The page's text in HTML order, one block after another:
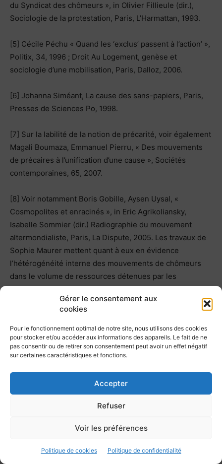
Gérer le consentement aux
cookies
Pour le fonctionnement optimal de notre site, nous utilisons des cookies
pour stocker et/ou accéder aux informations des appareils. Le fait de ne
pas consentir ou de retirer son consentement peut avoir un effet négatif
sur certaines caractéristiques et fonctions.
Accepter
Refuser
Voir les préférences
Politique de cookies Politique de confidentialité
du Syndicat des chômeurs », in Olivier Fillieule (dir.),
Sociologie de la protestation, Paris, L’Harmattan, 1993.
[5] Cécile Péchu « Quand les ‘exclus’ passent à l’action’ »,
Politix, 34, 1996 ; Droit Au Logement, genèse et
sociologie d’une mobilisation, Paris, Dalloz, 2006.
[6] Johanna Siméant, La cause des sans-papiers, Paris,
Presses de Sciences Po, 1998.
[7] Sur la labilité de la notion de précarité, voir également
Magali Boumaza, Emmanuel Pierru, « Des mouvements
de précaires à l’unification d’une cause », Sociétés
contemporaines, 65, 2007.
[8] Voir notamment Boris Gobille, Aysen Uysal, «
Cosmopolites et enracinés », in Eric Agrikoliansky,
Isabelle Sommier (dir.) Radiographie du mouvement
altermondialiste, Paris, La Dispute, 2005. Les travaux de
Sophie Maurer mettent quant à eux en évidence
l’hétérogénéité interne des mouvements de chômeurs
dans le volume de ressources détenues par les
participants : Sophie Maurer, Les chômeurs en action.
Mobilisation collective et ressources compensatoires,
Paris, L’Harmattan, 2001.
[9] Michael Lipsky, « La contestation comme ressource
politique », in Jean-Gustave Padioleau (dir.), L’opinion
[10] Ce qui peut d’ailleurs susciter en retour des critiques
sur le faible nombre de travaux consacrés à l’ « action
Offerlé, Sociologie des organisations patronales, Paris,